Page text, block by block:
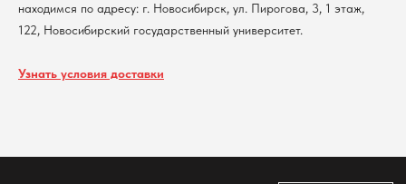
находимся по адресу: г. Новосибирск, ул. Пирогова, 3, 1 этаж,
122, Новосибирский государственный университет.
Узнать условия доставки
@2026 Новосибирский государственный университет.
Все права защищены